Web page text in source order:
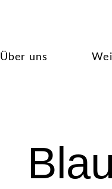
Über uns